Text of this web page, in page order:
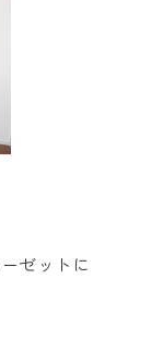
ゼットに